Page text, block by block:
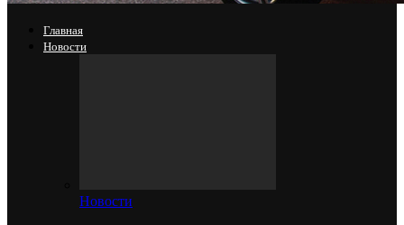
Главная
Новости
Новости